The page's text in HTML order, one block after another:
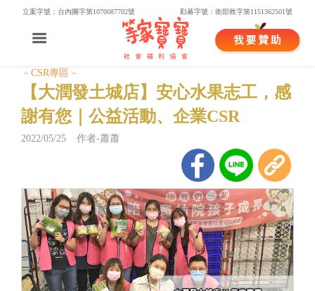
立案字號：台內團字第1070087702號 勸募字號：衛部救字第1151362501號
－CSR專區－
【大潤發土城店】安心水果志工，感
謝有您｜公益活動、企業CSR
2022/05/25 作者-蕭蕭